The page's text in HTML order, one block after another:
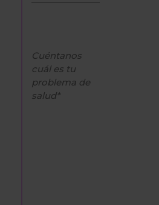
Cuéntanos
cuál es tu
problema de
salud*